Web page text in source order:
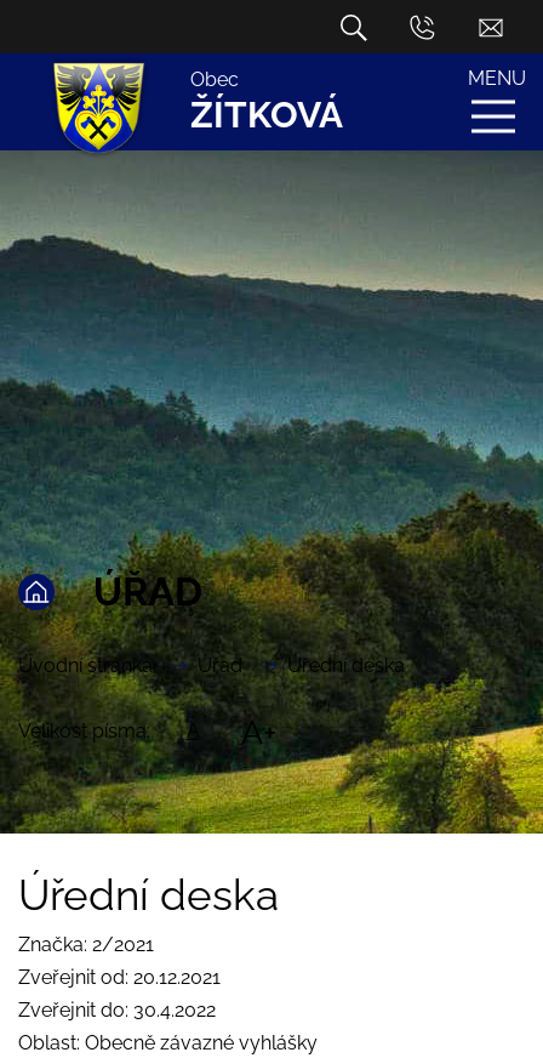
Obec
ŽÍTKOVÁ
MENU
ÚŘAD
Úvodní stránka Úřad Úřední deska
Velikost písma: A A+
Úřední deska
Značka: 2/2021
Zveřejnit od: 20.12.2021
Zveřejnit do: 30.4.2022
Oblast: Obecně závazné vyhlášky